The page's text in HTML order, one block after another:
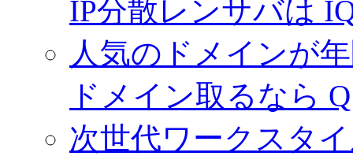
IP分散レンサバは
人気のドメインが
ドメイン取るなら
次世代ワークスタ